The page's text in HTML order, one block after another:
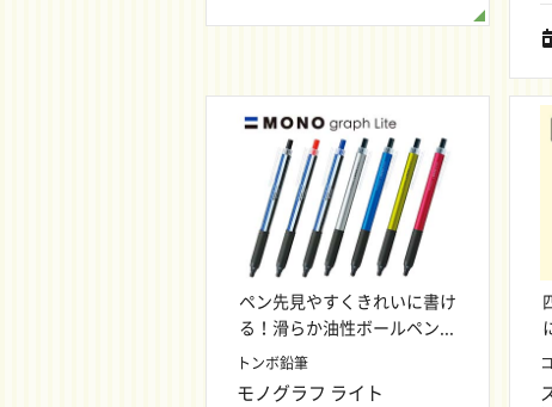
ペン先見やすくきれいに書け
る！滑らか油性ボールペン...
トンボ鉛筆
モノグラフ ライト